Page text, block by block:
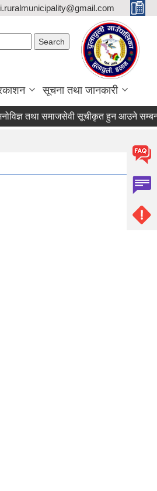
सूचना तथा जानकारी
तथा समाजसेवी सूचीकृत हुन आउने सम्बन्धी